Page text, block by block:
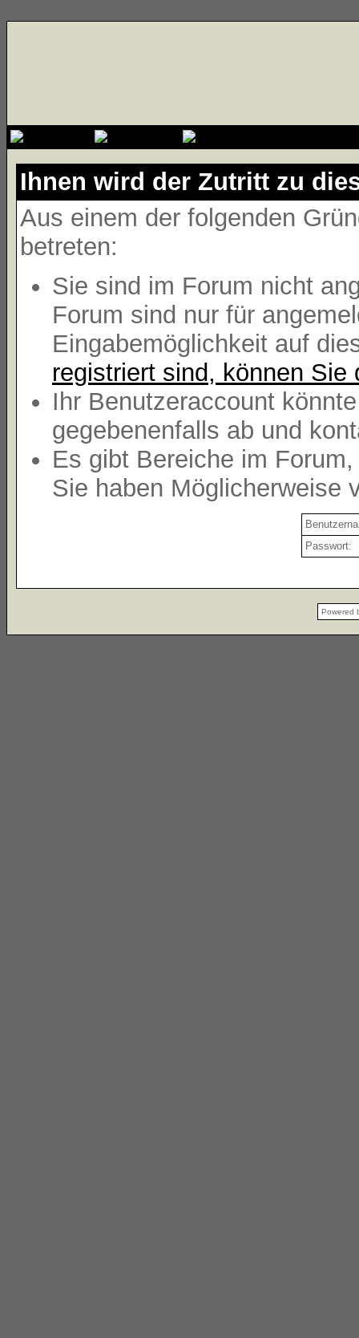
Ihnen wird der Zutritt zu
Aus einem der folgenden
betreten:
Sie sind im Forum nicht
Forum sind nur für
Eingabemöglichkeit auf
registriert sind, können Sie
Ihr Benutzeraccount
gegebenenfalls ab und
Es gibt Bereiche im
Sie haben Möglicherweise
Passwort:
Powered